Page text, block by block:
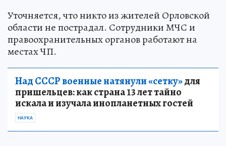
Уточняется, что никто из жителей Орловской
области не пострадал. Сотрудники МЧС и
правоохранительных органов работают на
местах ЧП.
Над СССР военные натянули «сетку»для
пришельцев: как страна 13 лет тайно
искала и изучала инопланетных гостей
НАУКА